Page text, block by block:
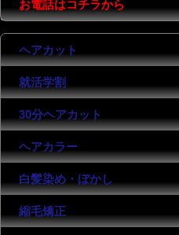
お電話はコチラから
ヘアカット
就活学割
30分ヘアカット
ヘアカラー
白髪染め・ぼかし
縮毛矯正